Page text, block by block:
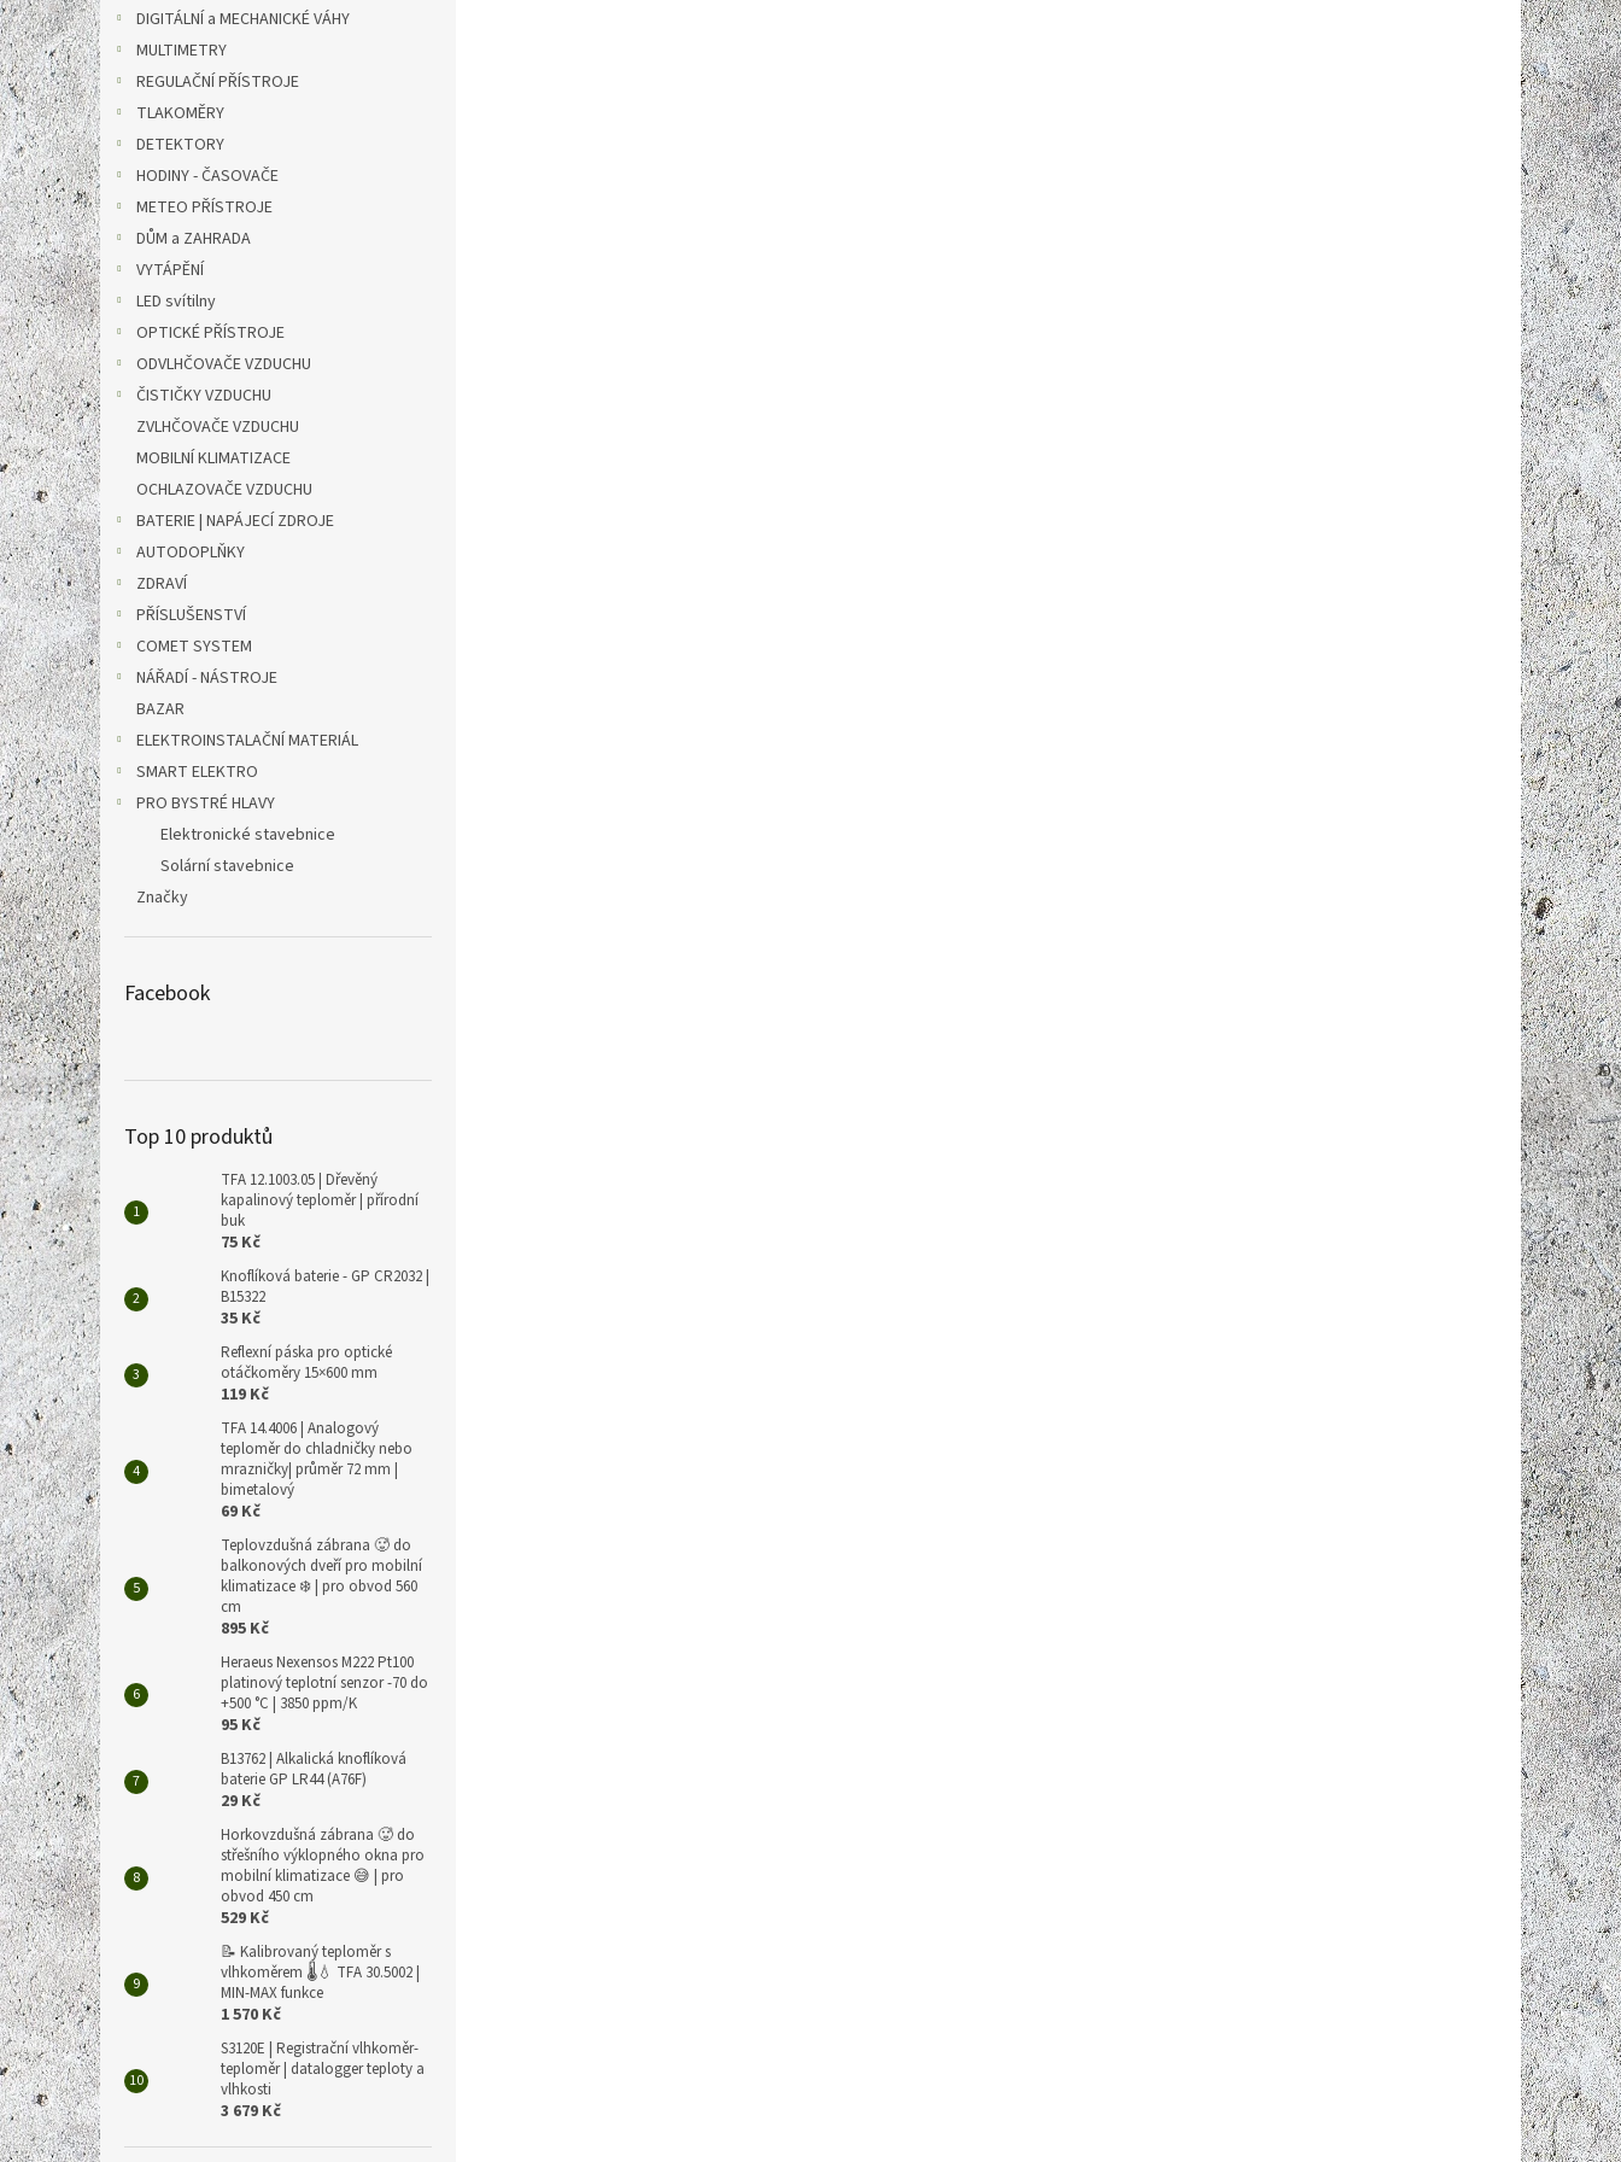
e
l
DIGITÁLNÍ a MECHANICKÉ VÁHY
MULTIMETRY
REGULAČNÍ PŘÍSTROJE
TLAKOMĚRY
DETEKTORY
HODINY - ČASOVAČE
METEO PŘÍSTROJE
DŮM a ZAHRADA
VYTÁPĚNÍ
LED svítilny
OPTICKÉ PŘÍSTROJE
ODVLHČOVAČE VZDUCHU
ČISTIČKY VZDUCHU
ZVLHČOVAČE VZDUCHU
MOBILNÍ KLIMATIZACE
OCHLAZOVAČE VZDUCHU
BATERIE | NAPÁJECÍ ZDROJE
AUTODOPLŇKY
ZDRAVÍ
PŘÍSLUŠENSTVÍ
COMET SYSTEM
NÁŘADÍ - NÁSTROJE
BAZAR
ELEKTROINSTALAČNÍ MATERIÁL
SMART ELEKTRO
PRO BYSTRÉ HLAVY
Elektronické stavebnice
Solární stavebnice
Značky
Facebook
Top 10 produktů
TFA 12.1003.05 | Dřevěný
kapalinový teploměr | přírodní
buk
75 Kč
Knoflíková baterie - GP CR2032 |
B15322
35 Kč
Reflexní páska pro optické
otáčkoměry 15×600 mm
119 Kč
TFA 14.4006 | Analogový
teploměr do chladničky nebo
mrazničky| průměr 72 mm |
bimetalový
69 Kč
Teplovzdušná zábrana 🥵 do
balkonových dveří pro mobilní
klimatizace ❄️ | pro obvod 560
cm
895 Kč
Heraeus Nexensos M222 Pt100
platinový teplotní senzor -70 do
+500 °C | 3850 ppm/K
95 Kč
B13762 | Alkalická knoflíková
baterie GP LR44 (A76F)
29 Kč
Horkovzdušná zábrana 🥵 do
střešního výklopného okna pro
mobilní klimatizace 😅 | pro
obvod 450 cm
529 Kč
📝 Kalibrovaný teploměr s
vlhkoměrem 🌡️💧 TFA 30.5002 |
MIN-MAX funkce
1 570 Kč
S3120E | Registrační vlhkoměr-
teploměr | datalogger teploty a
vlhkosti
3 679 Kč